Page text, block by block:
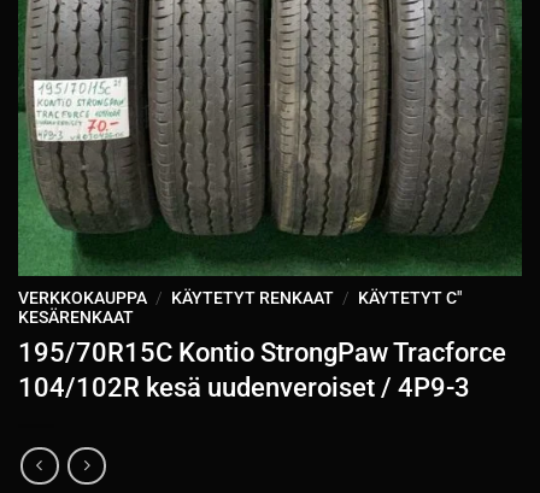
VERKKOKAUPPA / KÄYTETYT RENKAAT / KÄYTETYT C"
KESÄRENKAAT
195/70R15C Kontio StrongPaw Tracforce
104/102R kesä uudenveroiset / 4P9-3